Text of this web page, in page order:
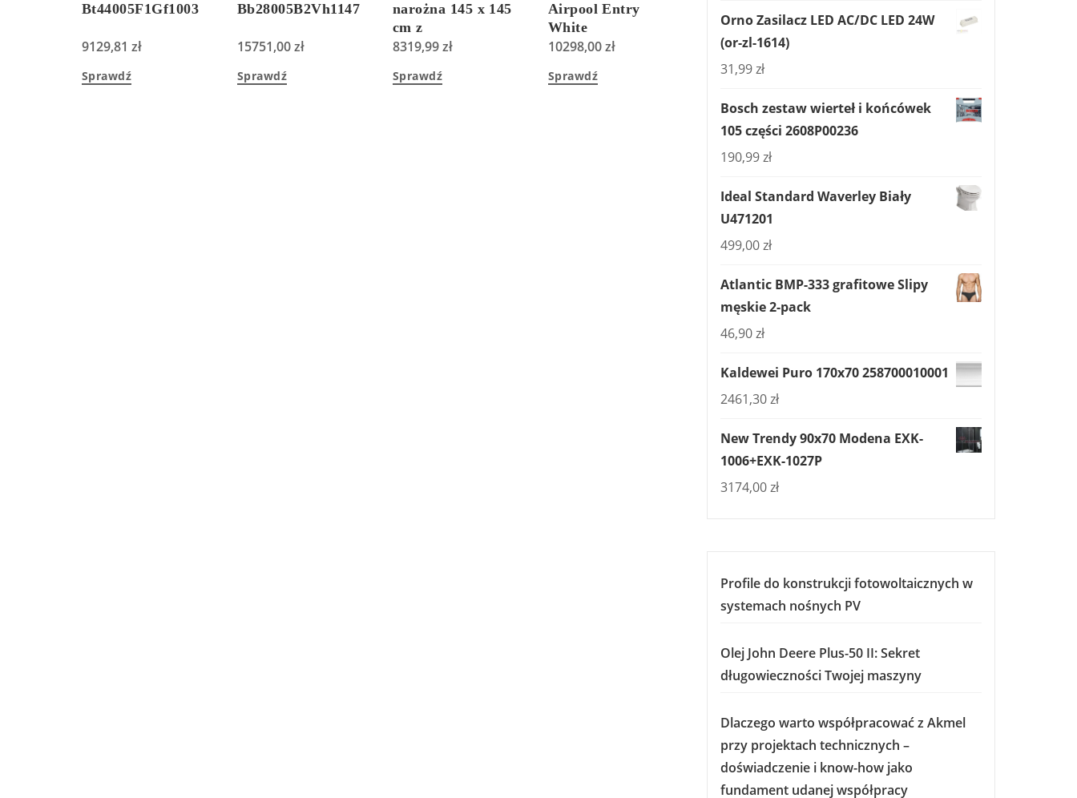
Bt44005F1Gf1003
9129,81 zł
Sprawdź
Bb28005B2Vh1147
15751,00zł
Sprawdź
narożna 145 x 145
cm z
hydromasażem
8319,99zł
Sprawdź
Airpool Entry
White
UAE177ARA2A1V-
10298,00zł
Sprawdź
Orno Zasilacz LED AC/DC LED 24W
(or-zl-1614)
31,99zł
Bosch zestaw wierteł i końcówek
105 części 2608P00236
190,99zł
Ideal Standard Waverley Biały
U471201
499,00zł
Atlantic BMP-333 grafitowe Slipy
męskie 2-pack
46,90zł
Kaldewei Puro 170x70 258700010001
2461,30zł
New Trendy 90x70 Modena EXK-
1006+EXK-1027P
3174,00zł
Profile do konstrukcji fotowoltaicznych w
systemach nośnych PV
Olej John Deere Plus-50 II: Sekret
długowieczności Twojej maszyny
Dlaczego warto współpracować z Akmel
przy projektach technicznych –
doświadczenie i know-how jako
fundament udanej współpracy